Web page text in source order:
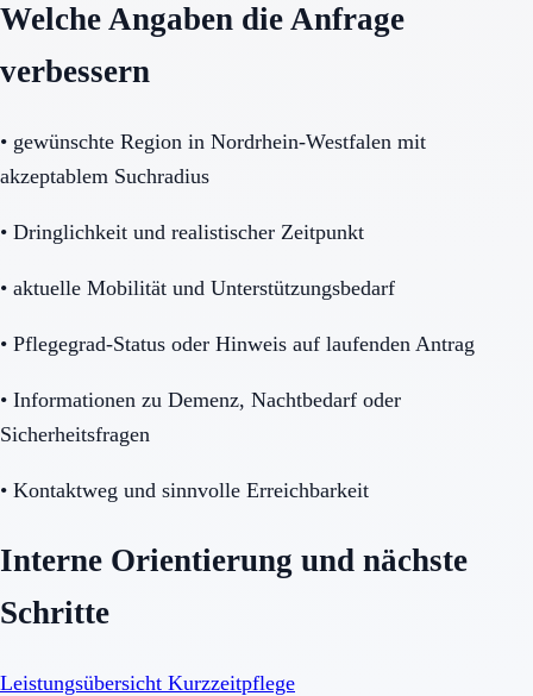
Welche Angaben die Anfrage
verbessern
• gewünschte Region in Nordrhein-Westfalen mit
akzeptablem Suchradius
• Dringlichkeit und realistischer Zeitpunkt
• aktuelle Mobilität und Unterstützungsbedarf
• Pflegegrad-Status oder Hinweis auf laufenden Antrag
• Informationen zu Demenz, Nachtbedarf oder
Sicherheitsfragen
• Kontaktweg und sinnvolle Erreichbarkeit
Interne Orientierung und nächste
Schritte
Leistungsübersicht Kurzzeitpflege